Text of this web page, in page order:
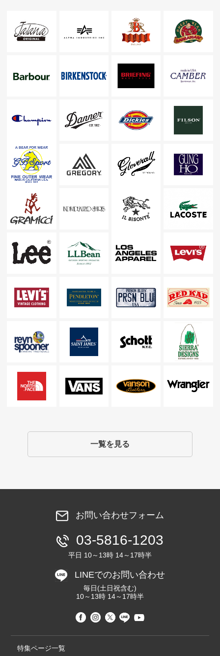
一覧を見る
お問い合わせフォーム
03-5816-1203
平日 10～13時 14～17時半
LINEでのお問い合わせ
毎日(土日祝含む)
10～13時 14～17時半
特集ページ一覧